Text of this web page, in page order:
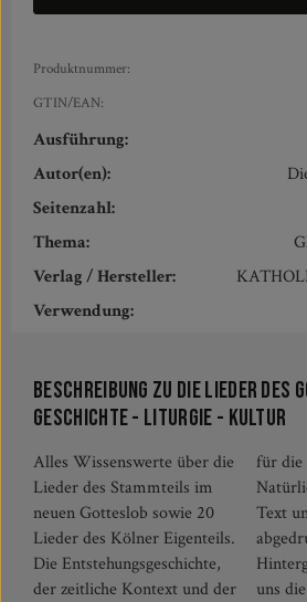
Produktnummer:
GTIN/EAN:
Ausführung:
Autor(en):
Seitenzahl:
Thema:
Verlag / Hersteller:
Verwendung:
Beschreibung zu Die Lieder des
Geschichte - Liturgie - Kultur
Alles Wissenswerte über die
Lieder des Stammteils im
neuen Gotteslob sowie 20
Lieder des Kölner Eigenteils.
Die Entstehungsgeschichte,
der zeitliche Kontext und der
für die Auswahl der Lieder.
Natürlich ist jedes Lied in
Text und Melodie
abgedruckt. Dieses
Hintergrundwissen bringt
uns die Lieder wirklich nahe,